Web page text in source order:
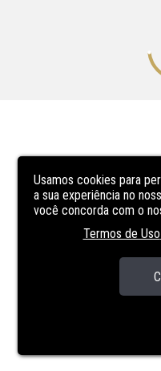
Usamos cookies para
a sua experiência no
você concorda com o
Termos de Uso